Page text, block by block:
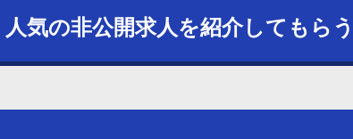
人気の非公開求人を紹介してもらう